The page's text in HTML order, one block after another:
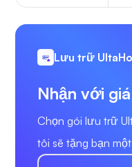
Lưu trữ
Nhận với
Chọn gói lưu trữ
tôi sẽ tặng bạn